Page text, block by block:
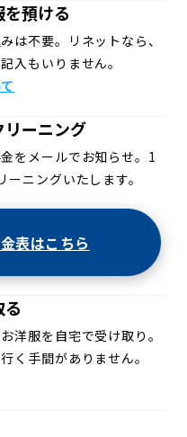
預ける
は不要。リネットなら、
入もいりません。
ーニング
をメールでお知らせ。1
ニングいたします。
表はこちら
洋服を自宅で受け取り。
く手間がありません。